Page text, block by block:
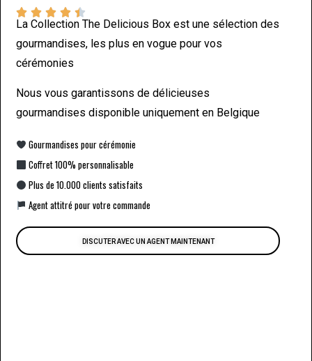
    
La Collection The Delicious Box est une sélection des
gourmandises, les plus en vogue pour vos
cérémonies
Nous vous garantissons de délicieuses
gourmandises disponible uniquement en Belgique
Gourmandises pour cérémonie
Coffret 100% personnalisable
Plus de 10.000 clients satisfaits
Agent attitré pour votre commande
DISCUTER AVEC UN AGENT MAINTENANT